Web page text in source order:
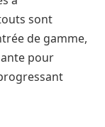
sont
de gamme,
pour